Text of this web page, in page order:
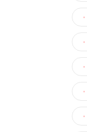
・
・
・
・
・